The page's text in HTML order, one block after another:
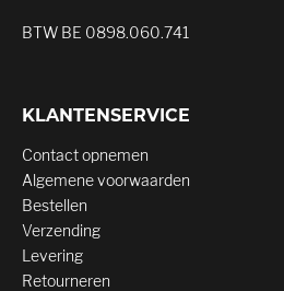
BTW BE 0898.060.741
KLANTENSERVICE
Contact opnemen
Algemene voorwaarden
Bestellen
Verzending
Levering
Retourneren